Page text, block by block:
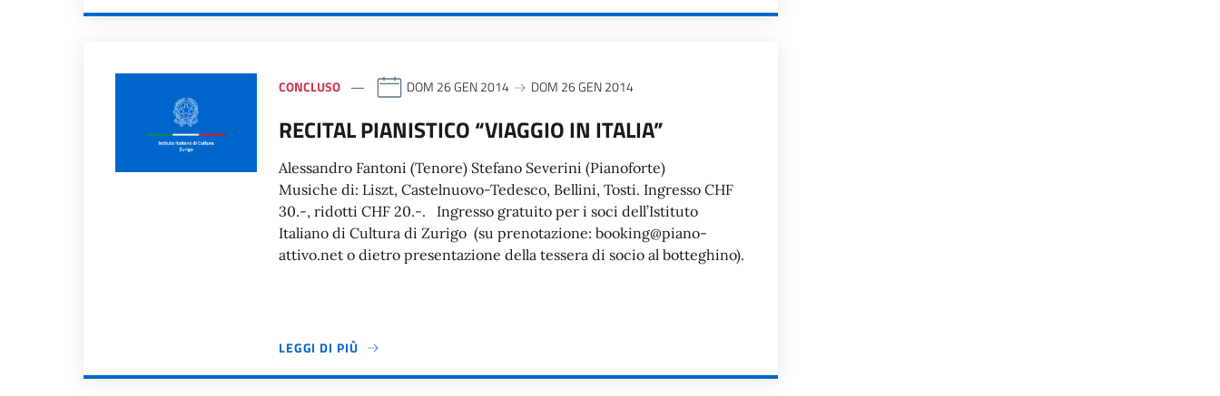
CONCLUSO DOM 26 GEN 2014 DOM 26 GEN 2014
RECITAL PIANISTICO “VIAGGIO IN ITALIA”
Alessandro Fantoni (Tenore) Stefano Severini (Pianoforte)
Musiche di: Liszt, Castelnuovo-Tedesco, Bellini, Tosti. Ingresso CHF
30.-, ridotti CHF 20.-. Ingresso gratuito per i soci dell’Istituto
Italiano di Cultura di Zurigo (su prenotazione: booking@piano-
attivo.net o dietro presentazione della tessera di socio al botteghino).
LEGGI DI PIÙ